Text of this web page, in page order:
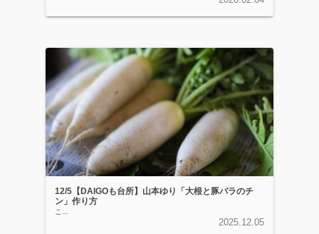
12/5【DAIGOも台所】山本ゆり「大根と豚バラのチ
ン」作り方
こ...
2025.12.05